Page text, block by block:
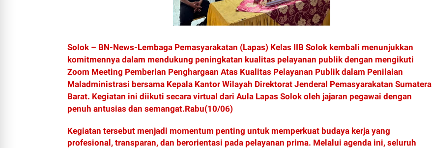
Solok – BN-News-Lembaga Pemasyarakatan (Lapas) Kelas IIB Solok kembali menunjukkan
komitmennya dalam mendukung peningkatan kualitas pelayanan publik dengan mengikuti
Zoom Meeting Pemberian Penghargaan Atas Kualitas Pelayanan Publik dalam Penilaian
Maladministrasi bersama Kepala Kantor Wilayah Direktorat Jenderal Pemasyarakatan Sumatera
Barat. Kegiatan ini diikuti secara virtual dari Aula Lapas Solok oleh jajaran pegawai dengan
penuh antusias dan semangat.Rabu(10/06)
Kegiatan tersebut menjadi momentum penting untuk memperkuat budaya kerja yang
profesional, transparan, dan berorientasi pada pelayanan prima. Melalui agenda ini, seluruh